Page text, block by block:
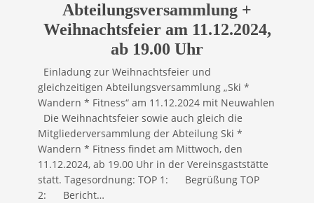
Abteilungsversammlung +
Weihnachtsfeier am 11.12.2024,
ab 19.00 Uhr
Einladung zur Weihnachtsfeier und
gleichzeitigen Abteilungsversammlung „Ski *
Wandern * Fitness“ am 11.12.2024 mit Neuwahlen
Die Weihnachtsfeier sowie auch gleich die
Mitgliederversammlung der Abteilung Ski *
Wandern * Fitness findet am Mittwoch, den
11.12.2024, ab 19.00 Uhr in der Vereinsgaststätte
statt. Tagesordnung: TOP 1: Begrüßung TOP
2: Bericht…